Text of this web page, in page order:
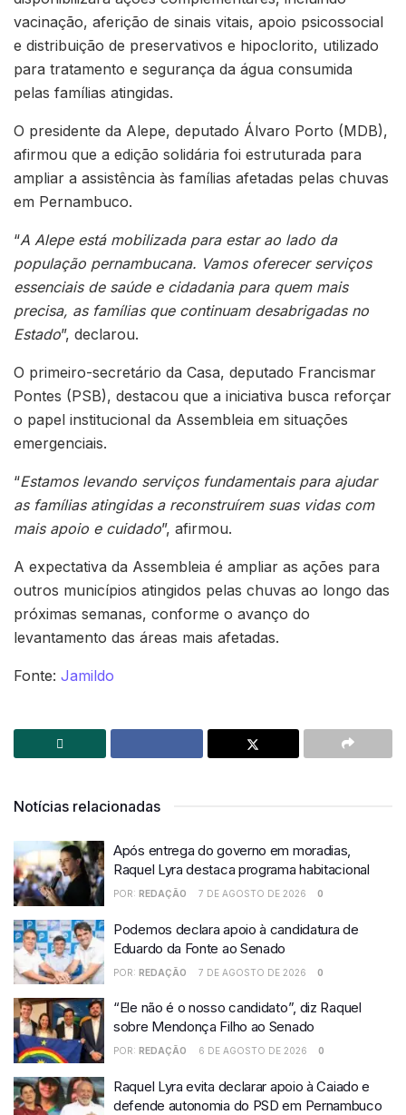
vacinação, aferição de sinais vitais, apoio psicossocial
e distribuição de preservativos e hipoclorito, utilizado
para tratamento e segurança da água consumida
pelas famílias atingidas.
O presidente da Alepe, deputado Álvaro Porto (MDB),
afirmou que a edição solidária foi estruturada para
ampliar a assistência às famílias afetadas pelas chuvas
em Pernambuco.
“A Alepe está mobilizada para estar ao lado da
população pernambucana. Vamos oferecer serviços
essenciais de saúde e cidadania para quem mais
precisa, as famílias que continuam desabrigadas no
Estado”, declarou.
O primeiro-secretário da Casa, deputado Francismar
Pontes (PSB), destacou que a iniciativa busca reforçar
o papel institucional da Assembleia em situações
emergenciais.
“Estamos levando serviços fundamentais para ajudar
as famílias atingidas a reconstruírem suas vidas com
mais apoio e cuidado”, afirmou.
A expectativa da Assembleia é ampliar as ações para
outros municípios atingidos pelas chuvas ao longo das
próximas semanas, conforme o avanço do
levantamento das áreas mais afetadas.
Fonte: Jamildo
Notícias relacionadas
Após entrega do governo em moradias,
Raquel Lyra destaca programa habitacional
POR: REDAÇÃO 7 DE AGOSTO DE 2026 0
Podemos declara apoio à candidatura de
Eduardo da Fonte ao Senado
POR: REDAÇÃO 7 DE AGOSTO DE 2026 0
“Ele não é o nosso candidato”, diz Raquel
sobre Mendonça Filho ao Senado
POR: REDAÇÃO 6 DE AGOSTO DE 2026 0
Raquel Lyra evita declarar apoio à Caiado e
defende autonomia do PSD em Pernambuco